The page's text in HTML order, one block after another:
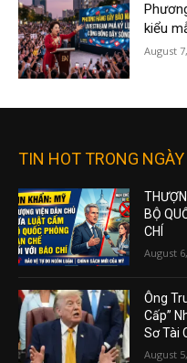
kiểu
August
TIN HOT TRONG NGÀY
BỘ
CHÍ
August
Ông
Cấp”
Sơ Tài
August